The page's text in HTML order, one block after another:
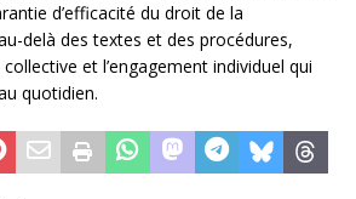
d’efficacité du droit de la
delà des textes et des procédures,
collective et l’engagement individuel qui
quotidien.